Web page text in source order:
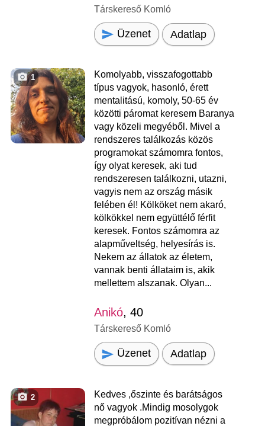
Társkereső Komló
Üzenet Adatlap
1
Komolyabb, visszafogottabb
típus vagyok, hasonló, érett
mentalitású, komoly, 50-65 év
közötti páromat keresem Baranya
vagy közeli megyéből. Mivel a
rendszeres találkozás közös
programokat számomra fontos,
így olyat keresek, aki tud
rendszeresen találkozni, utazni,
vagyis nem az ország másik
felében él! Kölköket nem akaró,
kölkökkel nem együttélő férfit
keresek. Fontos számomra az
alapműveltség, helyesírás is.
Nekem az állatok az életem,
vannak benti állataim is, akik
mellettem alszanak. Olyan...
Anikó, 40
Társkereső Komló
Üzenet Adatlap
2
Kedves ,őszinte és barátságos
nő vagyok .Mindig mosolygok
megpróbálom pozitívan nézni a